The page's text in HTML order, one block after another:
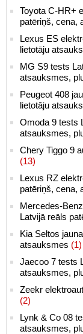
Toyota C-HR+
patēriņš, cena,
Lexus ES
lietotāju
MG S9 tests
atsauksmes,
Peugeot 408
lietotāju
Omoda 9 tests
atsauksmes,
Chery Tiggo 9
(13)
Lexus RZ
patēriņš, cena,
Mercedes-
Latvijā reāls
Kia Seltos
atsauksmes (1)
Jaecoo 7 tests
atsauksmes,
Zeekr
(2)
Lynk & Co 08
atsauksmes,